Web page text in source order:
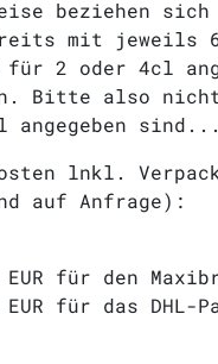
beziehen
mit jeweils
für 2 oder 4cl
Bitte also
angegeben
lnkl.
auf Anfrage):
für den
für das